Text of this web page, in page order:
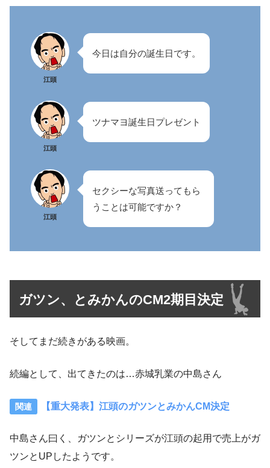
江頭
今日は自分の誕生日です。
江頭
ツナマヨ誕生日プレゼント
江頭
セクシーな写真送ってもら
うことは可能ですか？
ガツン、とみかんのCM2期目決定
そしてまだ続きがある映画。
続編として、出てきたのは…赤城乳業の中島さん
【重大発表】江頭のガツンとみかんCM決定
中島さん曰く、ガツンとシリーズが江頭の起用で売上がガ
ツンとUPしたようです。